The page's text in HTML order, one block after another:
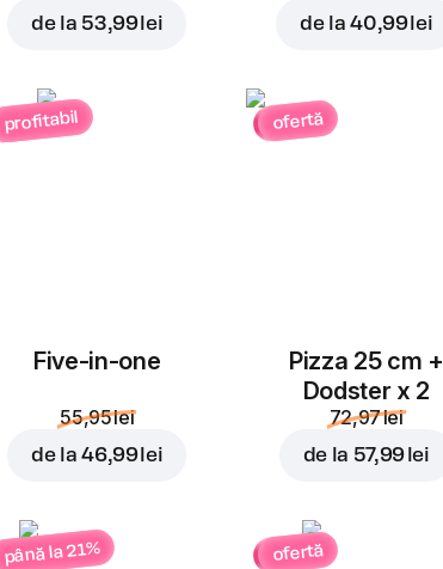
de la 53,99 lei de la40,99 lei
profitabil
Five-in-one
55,95 lei
de la46,99 lei
ofertă
Pizza 25 cm +
Dodster x 2
72,97 lei
de la 57,99 lei
până la 21% ofertă